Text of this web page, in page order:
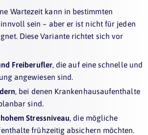
Wartezeit kann in bestimmten
sein – aber er ist nicht für jeden
Diese Variante richtet sich vor
Freiberufler, die auf eine schnelle und
angewiesen sind.
, bei denen Krankenhausaufenthalte
sind.
Stressniveau, die mögliche
frühzeitig absichern möchten.